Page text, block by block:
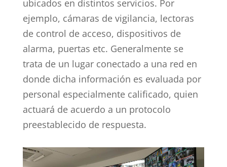
ubicados en distintos servicios. Por
ejemplo, cámaras de vigilancia, lectoras
de control de acceso, dispositivos de
alarma, puertas etc. Generalmente se
trata de un lugar conectado a una red en
donde dicha información es evaluada por
personal especialmente calificado, quien
actuará de acuerdo a un protocolo
preestablecido de respuesta.